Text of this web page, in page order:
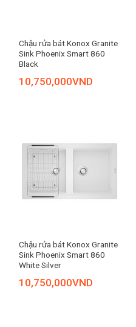
Chậu rửa bát Konox Granite
Sink Phoenix Smart 860
Black
10,750,000VND
Chậu rửa bát Konox Granite
Sink Phoenix Smart 860
White Silver
10,750,000VND